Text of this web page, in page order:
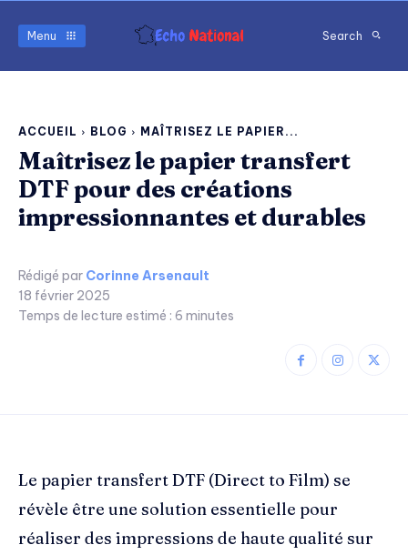
Menu Search
ACCUEIL BLOG MAÎTRISEZ LE PAPIER...
Maîtrisez le papier transfert
DTF pour des créations
impressionnantes et durables
Rédigé par Corinne Arsenault
18 février 2025
Temps de lecture estimé : 6 minutes
Le papier transfert DTF (Direct to Film) se
révèle être une solution essentielle pour
réaliser des impressions de haute qualité sur